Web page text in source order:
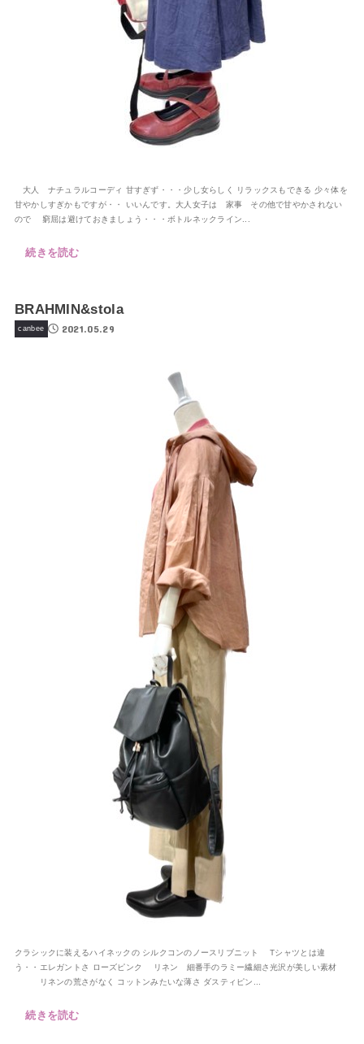
大人 ナチュラルコーディ 甘すぎず・・・少し女らしく リラックスもできる 少々体を
甘やかしすぎかもですが・・ いいんです。大人女子は 家事 その他で甘やかされない
ので 窮屈は避けておきましょう・・・ボトルネックライン...
続きを読む
BRAHMIN&stola
canbee 2021.05.29
クラシックに装えるハイネックの シルクコンのノースリブニット Tシャツとは違
う・・エレガントさ ローズピンク リネン 細番手のラミー繊細さ光沢が美しい素材
リネンの荒さがなく コットンみたいな薄さ ダスティピン...
続きを読む